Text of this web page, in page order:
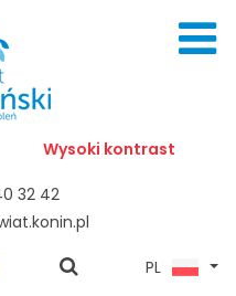
Wysoki kontrast
32 42
pokaż
PL